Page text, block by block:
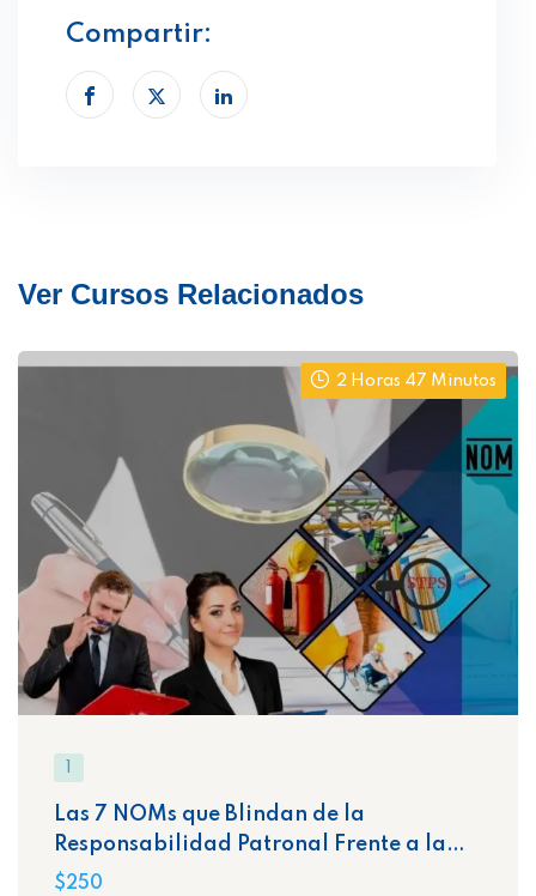
Compartir:
Ver Cursos Relacionados
2 Horas 47 Minutos
Las 7 NOMs que Blindan de la
Responsabilidad Patronal Frente a la
STPS
$250